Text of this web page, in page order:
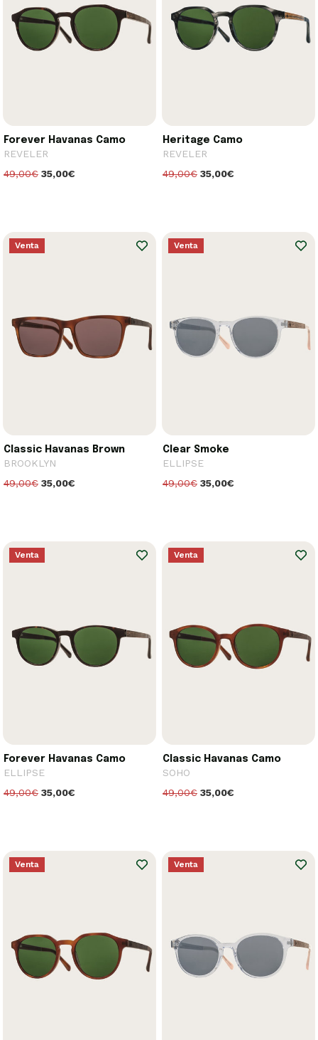
Forever Havanas Camo
REVELER
49,00€ 35,00€
Heritage Camo
REVELER
49,00€ 35,00€
Venta
Classic Havanas Brown
BROOKLYN
49,00€ 35,00€
Venta
Clear Smoke
ELLIPSE
49,00€ 35,00€
Venta
Forever Havanas Camo
ELLIPSE
49,00€ 35,00€
Venta
Classic Havanas Camo
SOHO
49,00€ 35,00€
Venta Venta